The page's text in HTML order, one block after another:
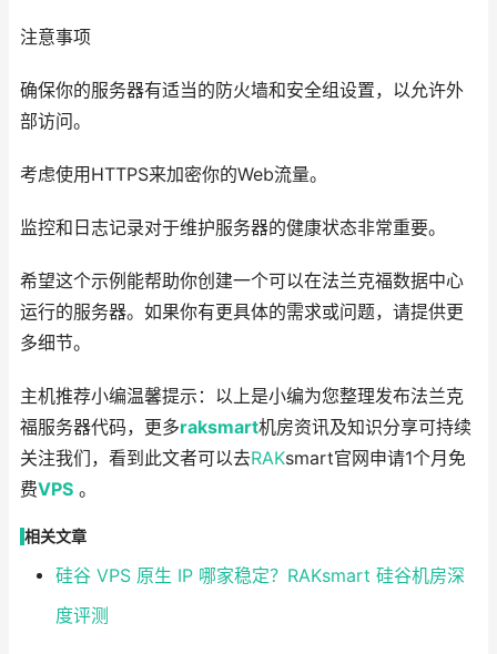
注意事项
确保你的服务器有适当的防火墙和安全组设置，以允许外
部访问。
考虑使用HTTPS来加密你的Web流量。
监控和日志记录对于维护服务器的健康状态非常重要。
希望这个示例能帮助你创建一个可以在法兰克福数据中心
运行的服务器。如果你有更具体的需求或问题，请提供更
多细节。
主机推荐小编温馨提示：以上是小编为您整理发布法兰克
福服务器代码，更多raksmart机房资讯及知识分享可持续
关注我们，看到此文者可以去RAKsmart官网申请1个月免
费VPS 。
相关文章
硅谷 VPS 原生 IP 哪家稳定？RAKsmart 硅谷机房深
度评测